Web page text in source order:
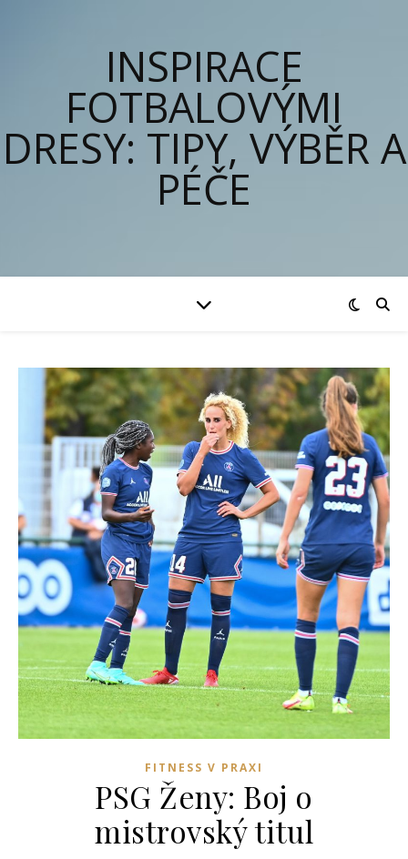
INSPIRACE
FOTBALOVÝMI
DRESY: TIPY, VÝBĚR A
PÉČE
FITNESS V PRAXI
PSG Ženy: Boj o
mistrovský titul